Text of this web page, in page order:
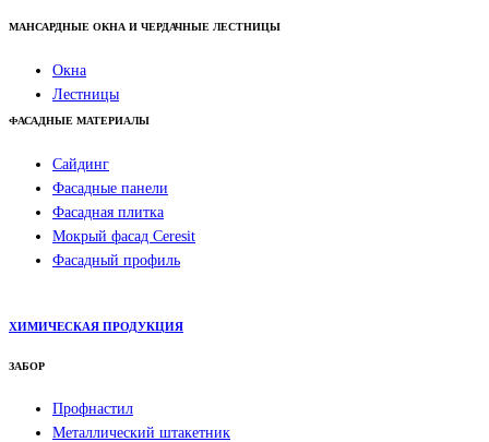
МАНСАРДНЫЕ ОКНА И ЧЕРДАЧНЫЕ ЛЕСТНИЦЫ
Окна
Лестницы
ФАСАДНЫЕ МАТЕРИАЛЫ
Сайдинг
Фасадные панели
Фасадная плитка
Мокрый фасад Ceresit
Фасадный профиль
ХИМИЧЕСКАЯ ПРОДУКЦИЯ
ЗАБОР
Профнастил
Металлический штакетник